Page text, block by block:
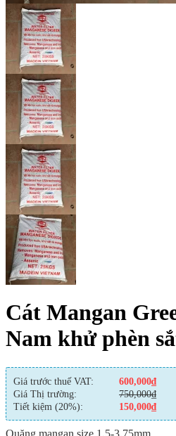
Cát Mangan
Nam khử phèn
Giá trước thuế VAT: 600,000₫
Giá Thị trường:
750,000₫
Tiết kiệm (20%):
150,000₫
Quặng mangan size 1,5-3,75mm